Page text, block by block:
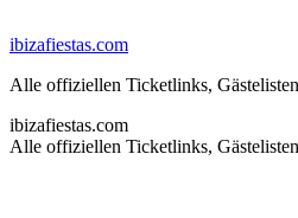
ibizafiestas.com
Alle offiziellen Ticketlinks,
ibizafiestas.com
Alle offiziellen Ticketlinks,